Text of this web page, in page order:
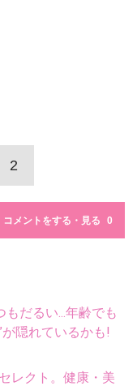
2
コメントをする・見る
だるい...年齢でも
隠れているかも!
レクト。健康・美